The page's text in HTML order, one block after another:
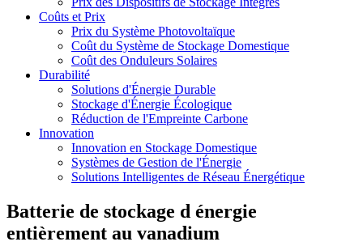
Coûts et Prix
Prix du Système Photovoltaïque
Coût du Système de Stockage Domestique
Coût des Onduleurs Solaires
Durabilité
Solutions d'Énergie Durable
Stockage d'Énergie Écologique
Réduction de l'Empreinte Carbone
Innovation
Innovation en Stockage Domestique
Systèmes de Gestion de l'Énergie
Solutions Intelligentes de Réseau Énergétique
Batterie de stockage d énergie
entièrement au vanadium